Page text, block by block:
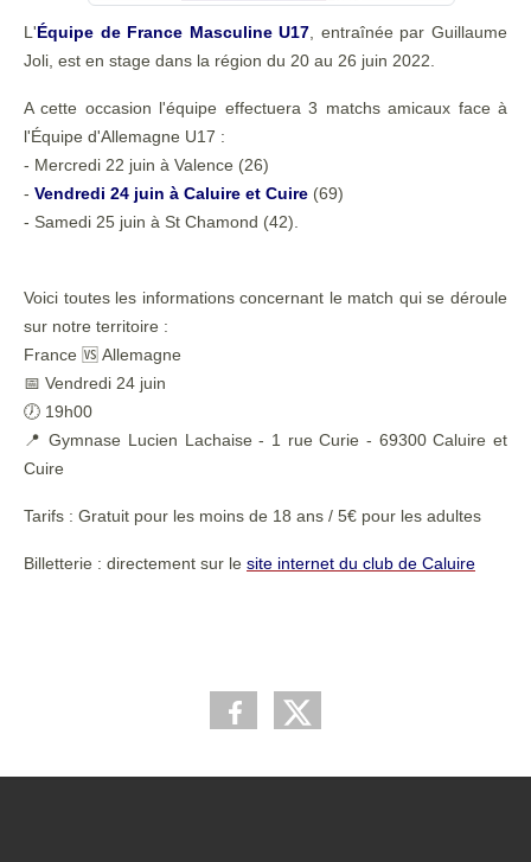
L'Équipe de France Masculine U17 , entraînée par Guillaume
Joli, est en stage dans la région du 20 au 26 juin 2022.
A cette occasion l'équipe effectuera 3 matchs amicaux face à
l'Équipe d'Allemagne U17 :
- Mercredi 22 juin à Valence (26)
- Vendredi 24 juin à Caluire et Cuire (69)
- Samedi 25 juin à St Chamond (42).
Voici toutes les informations concernant le match qui se déroule
sur notre territoire :
France 🆚 Allemagne
📅 Vendredi 24 juin
🕖 19h00
📍 Gymnase Lucien Lachaise - 1 rue Curie - 69300 Caluire et
Cuire
Tarifs : Gratuit pour les moins de 18 ans / 5€ pour les adultes
Billetterie : directement sur le site internet du club de Caluire